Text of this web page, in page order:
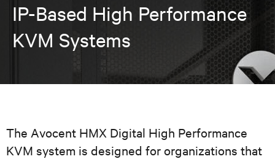
IP-Based High Performance
KVM Systems
The Avocent HMX Digital High Performance
KVM system is designed for organizations that